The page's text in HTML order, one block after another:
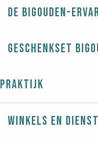
De Bigouden-
Geschenkset
Praktijk
Winkels en